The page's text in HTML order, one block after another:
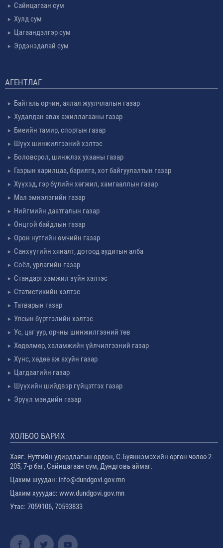
Сайнцагаан сум
Хулд сум
Цагаандэлгэр сум
Эрдэнэдалай сум
АГЕНТЛАГ
Байгаль орчин, аялал жуулчлалын газар
Худалдан авах ажиллагааны газар
Биеийн тамир, спортын газар
Шүүх шинжилгээний хэлтэс
Боловсрол, шинжлэх ухааны газар
Газрын харилцаа, барилга, хот байгуулалтын газар
Хүүхэд, гэр бүлийн хөгжил, хамгааллын газар
Мал эмнэлэгийн газар
Нийгмийн даатгалын газар
Онцгой байдлын газар
Орон нутгийн өмчийн газар
Санхүүгийн хяналт, дотоод аудитын алба
Соёл, урлагийн газар
Стандарт хэмжил зүйн хэлтэс
Статистикийн хэлтэс
Татварын газар
Улсын бүртгэлийн хэлтэс
Ус, цаг уур, орчны шинжилгээний төв
Хөдөлмөр, халамжийн үйлчилгээний газар
Хүнс, хөдөө аж ахуйн газар
Цагдаагийн газар
Шүүхийн шийдвэр гүйцэтгэх газар
Эрүүл мэндийн газар
ХОЛБОО БАРИХ
Хаяг. Нутгийн удирдлагын ордон, С.Буяннэмэхийн өргөн чөлөө 2-
205, 7-р баг, Сайнцагаан сум, Дундговь аймаг.
Цахим шуудан: info@dundgovi.gov.mn
Цахим хууудас: www.dundgovi.gov.mn
Утас: 7059106, 70593833